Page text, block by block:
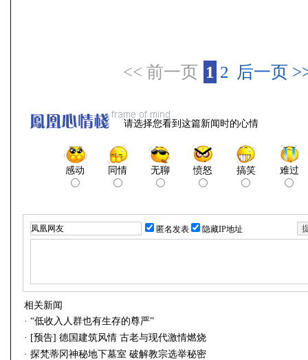
<< 前一页 1 2 后一页
请选择您看到这篇新闻时的心情
感动 同情 无聊 愤怒 搞笑 难过
匿名发表 隐藏IP地址
相关新闻
· “低收入人群也有生存的尊严”
· [预告] 德国建筑风情 古老与现代激情燃烧
· 探梵蒂冈神秘地下墓室 破解教宗选举秘密